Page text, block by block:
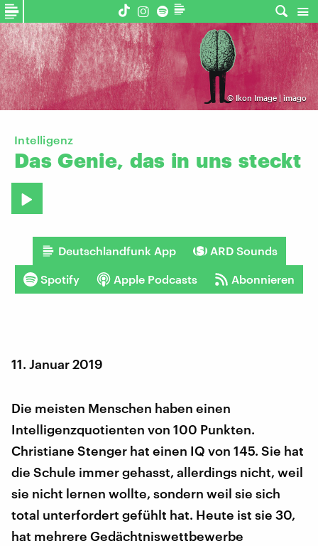
© Ikon Image | imago
Intelligenz
Das Genie, das in uns steckt
Deutschlandfunk App ARD Sounds
Spotify Apple Podcasts Abonnieren
11. Januar 2019
Die meisten Menschen haben einen
Intelligenzquotienten von 100 Punkten.
Christiane Stenger hat einen IQ von 145. Sie hat
die Schule immer gehasst, allerdings nicht, weil
sie nicht lernen wollte, sondern weil sie sich
total unterfordert gefühlt hat. Heute ist sie 30,
hat mehrere Gedächtniswettbewerbe